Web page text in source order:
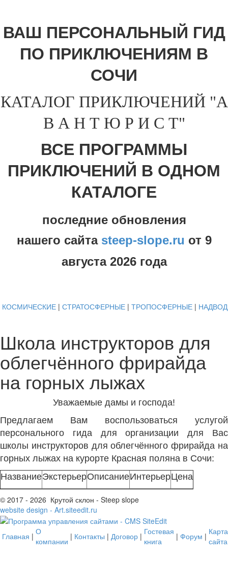
ВАШ ПЕРСОНАЛЬНЫЙ ГИД
ПО ПРИКЛЮЧЕНИЯМ В
СОЧИ
КАТАЛОГ ПРИКЛЮЧЕНИЙ "А
В А Н Т Ю Р И С Т"
ВСЕ ПРОГРАММЫ
ПРИКЛЮЧЕНИЙ В ОДНОМ
КАТАЛОГЕ
последние обновления
нашего сайта steep-slope.ru от 9
августа 2026 года
КОСМИЧЕСКИЕ | СТРАТОСФЕРНЫЕ | ТРОПОСФЕРНЫЕ |
Школа инструкторов для
облегчённого фрирайда
на горных лыжах
Уважаемые дамы и господа!
Предлагаем Вам воспользоваться услугой
персонального гида для организации для Вас
школы инструкторов для облегчённого фрирайда на
горных лыжах на курорте Красная поляна в Сочи:
НазваниеЭкстерьерОписаниеИнтерьерЦена
© 2017 - 2026 Крутой склон - Steep slope
website design - Art.siteedit.ru
Главная | О
компании | Контакты | Договор | Гостевая
книга
| Форум | Карта
сайта